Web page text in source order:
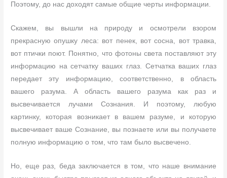
Поэтому, до нас доходят самые общие черты информации.
Скажем, вы вышли на природу и осмотрели взором
прекрасную опушку леса: вот пенек, вот сосна, вот травка,
вот птички поют. Понятно, что фотоны света поставляют эту
информацию на сетчатку ваших глаз. Сетчатка ваших глаз
передает эту информацию, соответственно, в область
вашего разума. А область вашего разума как раз и
высвечивается лучами Сознания. И поэтому, любую
картинку, которая возникает в вашем разуме, и которую
высвечивает ваше Сознание, вы познаете или вы получаете
полную информацию о том, что там было высвечено.
Но, еще раз, беда заключается в том, что наше внимание